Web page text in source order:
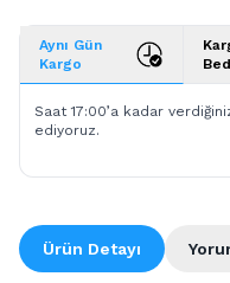
Aynı Gün
Kargo
Saat 17:00’a kadar
ediyoruz.
Ürün Detayı